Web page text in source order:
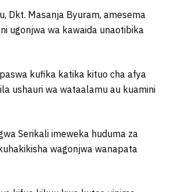
Dkt. Masanja Byuram, amesema
ugonjwa wa kawaida unaotibika
kufika katika kituo cha afya
ushauri wa wataalamu au kuamini
Serikali imeweka huduma za
wagonjwa wanapata